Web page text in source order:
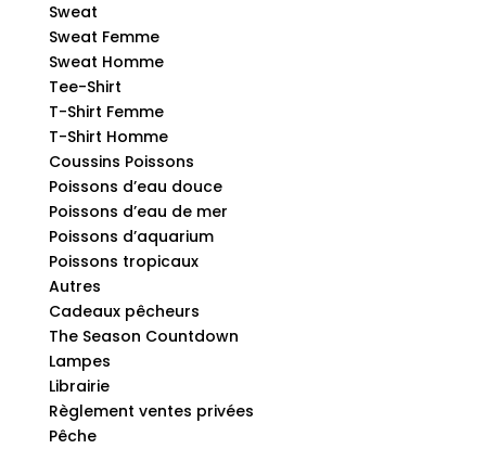
Sweat
Sweat Femme
Sweat Homme
Tee-Shirt
T-Shirt Femme
T-Shirt Homme
Coussins Poissons
Poissons d’eau douce
Poissons d’eau de mer
Poissons d’aquarium
Poissons tropicaux
Autres
Cadeaux pêcheurs
The Season Countdown
Lampes
Librairie
Règlement ventes privées
Pêche